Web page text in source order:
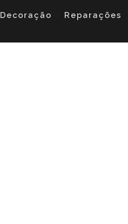
Decoração Reparações